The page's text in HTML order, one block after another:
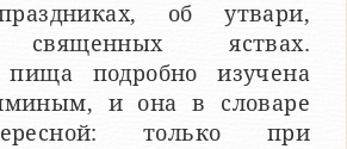
об утвари,
священных яствах.
пища подробно изучена
и она в словаре
только при